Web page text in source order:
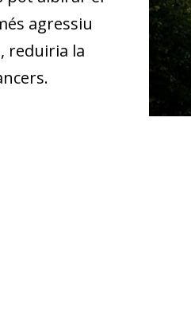
agressiu
reduiria la